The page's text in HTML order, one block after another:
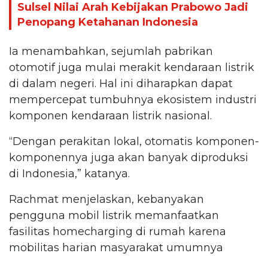
Sulsel Nilai Arah Kebijakan Prabowo Jadi
Penopang Ketahanan Indonesia
Ia menambahkan, sejumlah pabrikan
otomotif juga mulai merakit kendaraan listrik
di dalam negeri. Hal ini diharapkan dapat
mempercepat tumbuhnya ekosistem industri
komponen kendaraan listrik nasional.
“Dengan perakitan lokal, otomatis komponen-
komponennya juga akan banyak diproduksi
di Indonesia,” katanya.
Rachmat menjelaskan, kebanyakan
pengguna mobil listrik memanfaatkan
fasilitas homecharging di rumah karena
mobilitas harian masyarakat umumnya